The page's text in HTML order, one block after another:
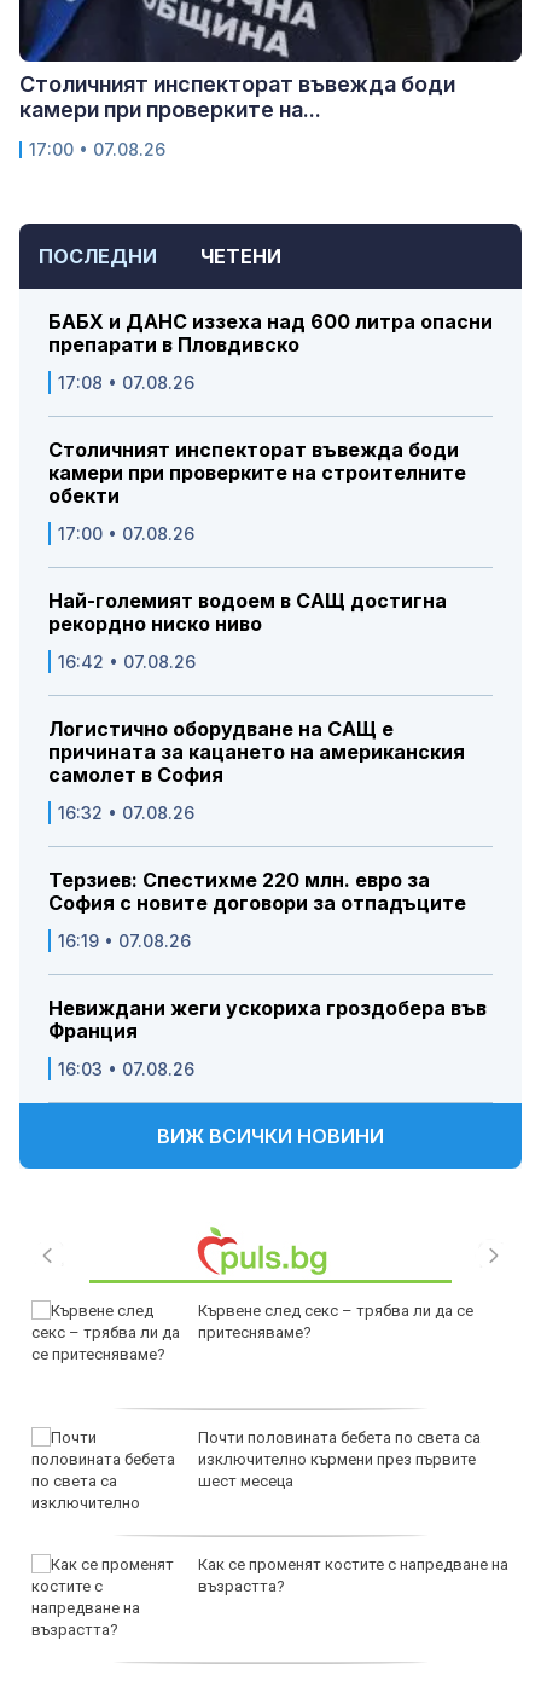
ПОСЛЕДНИ ЧЕТЕНИ
БАБХ и ДАНС иззеха над 600 литра опасни
препарати в Пловдивско
17:08 • 07.08.26
Столичният инспекторат въвежда боди
камери при проверките на строителните
обекти
17:00 • 07.08.26
Най-големият водоем в САЩ достигна
рекордно ниско ниво
16:42 • 07.08.26
Логистично оборудване на САЩ е
причината за кацането на американския
самолет в София
16:32 • 07.08.26
Терзиев: Спестихме 220 млн. евро за
София с новите договори за отпадъците
16:19 • 07.08.26
Невиждани жеги ускориха гроздобера във
Франция
16:03 • 07.08.26
ВИЖ ВСИЧКИ НОВИНИ
Кървене след секс – трябва ли да се
притесняваме?
Почти половината бебета по света са
изключително кърмени през първите
шест месеца
Как се променят костите с напредване на
възрастта?
Столичният инспекторат въвежда боди
камери при проверките на...
17:00 • 07.08.26